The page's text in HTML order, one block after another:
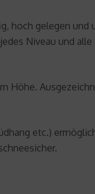
hoch gelegen und
Niveau und
Höhe.
etc.)